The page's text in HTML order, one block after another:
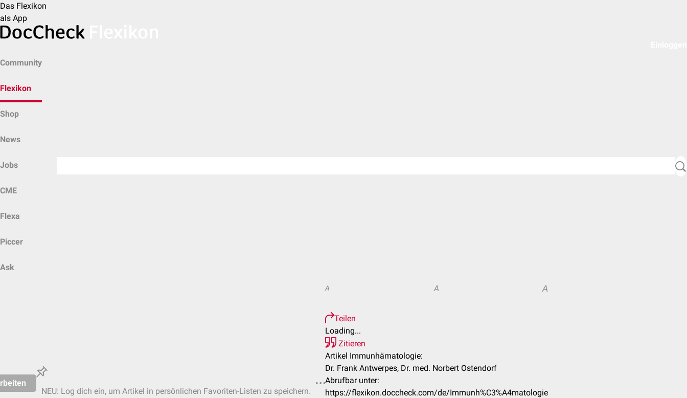
Das Flexikon
als App
Community
Flexikon
Shop
News
Jobs
CME
Flexa
Piccer
Ask
NEU: Log dich ein, um Artikel in persönlichen Favoriten-Listen zu speichern.
A A A
Teilen
Loading...
Zitieren
Artikel Immunhämatologie:
Dr. Frank Antwerpes, Dr. med. Norbert Ostendorf
Abrufbar unter:
https://flexikon.doccheck.com/de/Immunh%C3%A4matologie